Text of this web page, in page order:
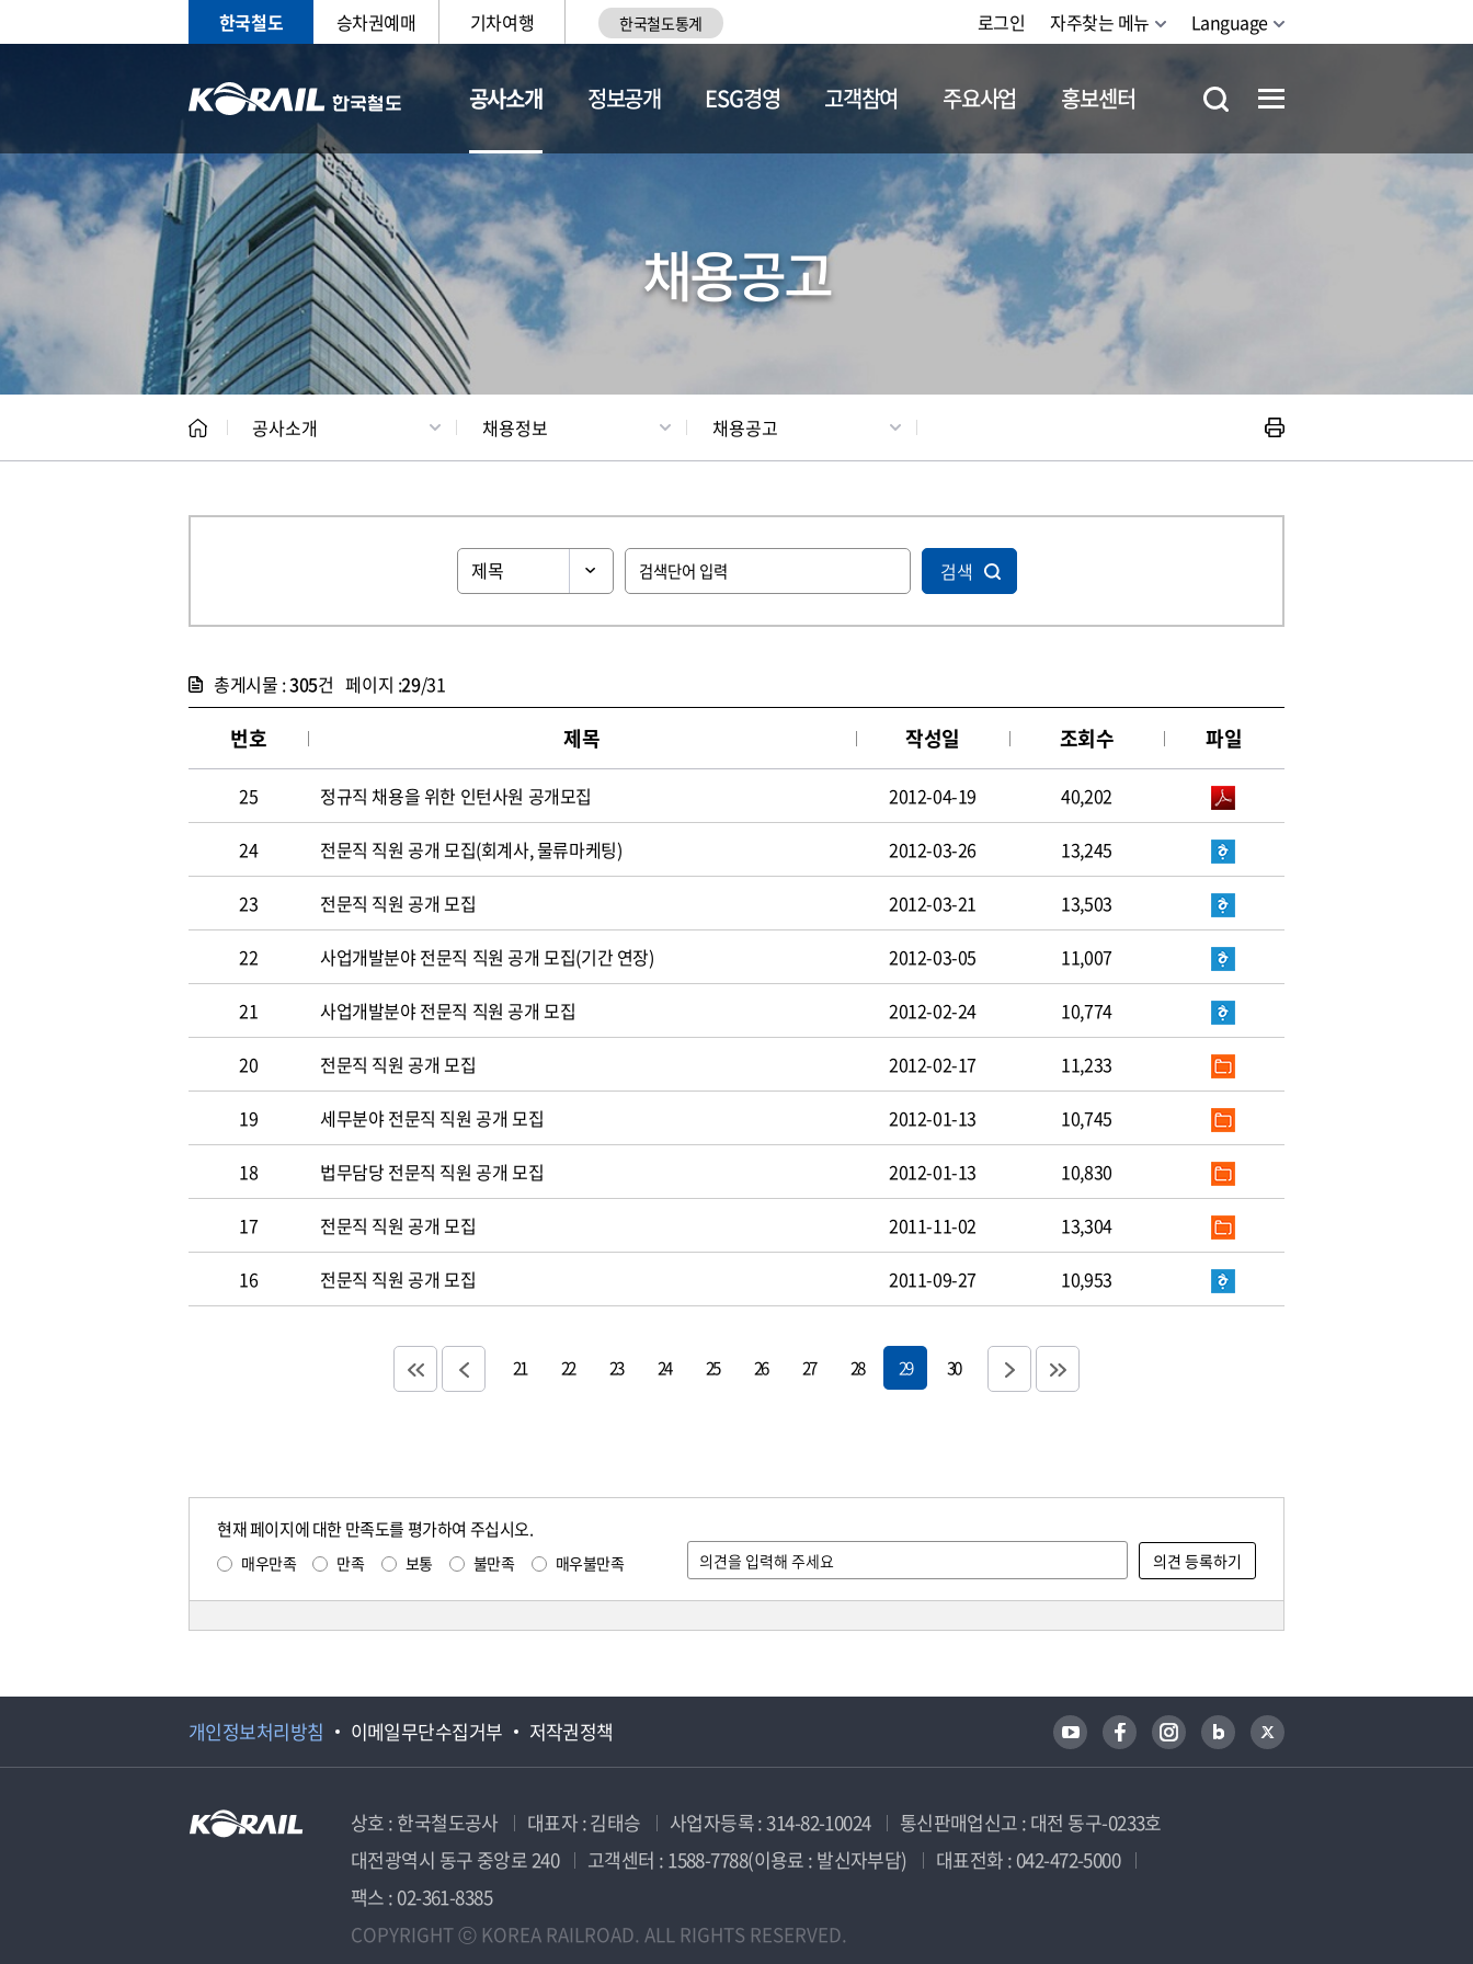
한국철도 승차권예매 기차여행 한국철도통계 로그인 자주찾는 메뉴 Language
공사소개
CEO 일반현황 채용정보
정보공개 ESG경영 고객참여 주요사업 홍보센터
채용공고
공사소개 채용정보 채용공고
검색
총게시물 :305건 페이지 :29/31
번호 제목 작성일 조회수 파일
25 정규직 채용을 위한 인턴사원 공개모집 2012-04-19 40,202
24 전문직 직원 공개 모집(회계사, 물류마케팅) 2012-03-26 13,245
23 전문직 직원 공개 모집 2012-03-21 13,503
22 사업개발분야 전문직 직원 공개 모집(기간 연장) 2012-03-05 11,007
21 사업개발분야 전문직 직원 공개 모집 2012-02-24 10,774
20 전문직 직원 공개 모집 2012-02-17 11,233
19 세무분야 전문직 직원 공개 모집 2012-01-13 10,745
18 법무담당 전문직 직원 공개 모집 2012-01-13 10,830
17 전문직 직원 공개 모집 2011-11-02 13,304
16 전문직 직원 공개 모집 2011-09-27 10,953
21 22 23 24 25 26 27 28 29 30
현재 페이지에 대한 만족도를 평가하여 주십시오.
매우만족 만족 보통 불만족 매우불만족
개인정보처리방침 이메일무단수집거부 저작권정책
상호 : 한국철도공사 대표자 : 김태승 사업자등록 : 314-82-10024
통신판매업신고 : 대전 동구-0233호
대전광역시 동구 중앙로 240
고객센터 : 1588-7788(이용료 : 발신자부담)
대표전화 : 042-472-5000
팩스 : 02-361-8385
COPYRIGHT ⓒ KOREA RAILROAD. ALL RIGHTS RESERVED.